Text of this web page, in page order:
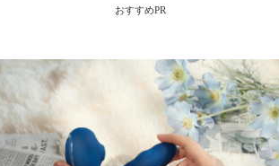
おすすめPR